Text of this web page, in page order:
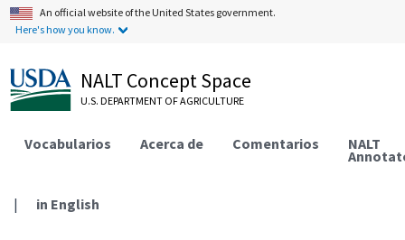
An official website of the United States government.
Here's how you know.
NALT Concept Space
U.S. DEPARTMENT OF AGRICULTURE
Vocabularios Acerca de Comentarios NALT
| in English